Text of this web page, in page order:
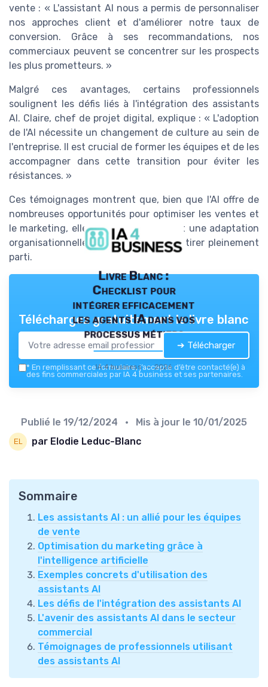
vente : « L'assistant AI nous a permis de personnaliser
nos approches client et d'améliorer notre taux de
conversion. Grâce à ses recommandations, nos
commerciaux peuvent se concentrer sur les prospects
les plus prometteurs. »
Malgré ces avantages, certains professionnels
soulignent les défis liés à l'intégration des assistants
AI. Claire, chef de projet digital, explique : « L'adoption
de l'AI nécessite un changement de culture au sein de
l'entreprise. Il est crucial de former les équipes et de les
accompagner dans cette transition pour éviter les
résistances. »
Ces témoignages montrent que, bien que l'AI offre de
nombreuses opportunités pour optimiser les ventes et
le marketing, elle nécessite également une adaptation
organisationnelle et humaine pour en tirer pleinement
parti.
Livre Blanc :
Checklist pour
intégrer efficacement
les agents IA dans vos
processus métiers
IA 4 business — 2026
Téléchargez gratuitement le livre blanc
➔ Télécharger
* En remplissant ce formulaire, j’accepte d’être contacté(e) à
des fins commerciales par IA 4 business et ses partenaires.
Publié le 19/12/2024 • Mis à jour le 10/01/2025
par Elodie Leduc-Blanc
Sommaire
Les assistants AI : un allié pour les équipes
de vente
Optimisation du marketing grâce à
l'intelligence artificielle
Exemples concrets d'utilisation des
assistants AI
Les défis de l'intégration des assistants AI
L'avenir des assistants AI dans le secteur
commercial
Témoignages de professionnels utilisant
des assistants AI